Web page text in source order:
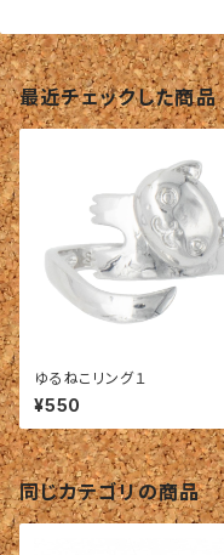
最近チェックした商品
ゆるねこリング１
¥550
同じカテゴリの商品